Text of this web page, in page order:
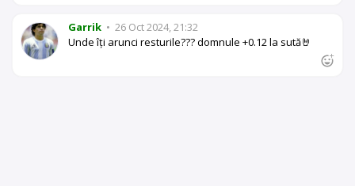
Garrik • 26 Oct 2024, 21:32
Unde îți arunci resturile??? domnule +0.12 la sută🤘